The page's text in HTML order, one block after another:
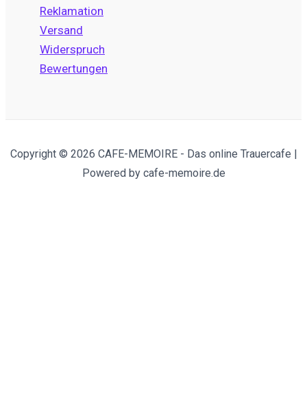
Reklamation
Versand
Widerspruch
Bewertungen
Copyright © 2026 CAFE-MEMOIRE - Das online Trauercafe |
Powered by cafe-memoire.de